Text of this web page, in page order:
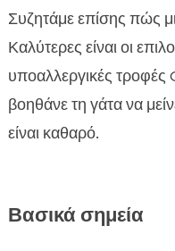
 FAQ
Συζητάμε επίσης πώς
Καλύτερες είναι οι
υποαλλεργικές τροφές
βοηθάνε τη γάτα να
είναι καθαρό.
Βασικά σημεία